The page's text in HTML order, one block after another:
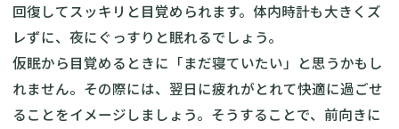
回復してスッキリと目覚められます。体内時計も大きくズ
レずに、夜にぐっすりと眠れるでしょう。
仮眠から目覚めるときに「まだ寝ていたい」と思うかもし
れません。その際には、翌日に疲れがとれて快適に過ごせ
ることをイメージしましょう。そうすることで、前向きに